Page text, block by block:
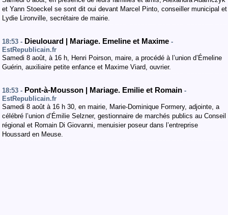
et Yann Stoeckel se sont dit oui devant Marcel Pinto, conseiller municipal et
Lydie Lironville, secrétaire de mairie.
18:53 - Dieulouard | Mariage. Emeline et Maxime -
EstRepublicain.fr
Samedi 8 août, à 16 h, Henri Poirson, maire, a procédé à l’union d’Émeline
Guérin, auxiliaire petite enfance et Maxime Viard, ouvrier.
18:53 - Pont-à-Mousson | Mariage. Emilie et Romain -
EstRepublicain.fr
Samedi 8 août à 16 h 30, en mairie, Marie-Dominique Formery, adjointe, a
célébré l’union d’Émilie Selzner, gestionnaire de marchés publics au Conseil
régional et Romain Di Giovanni, menuisier poseur dans l’entreprise
Houssard en Meuse.